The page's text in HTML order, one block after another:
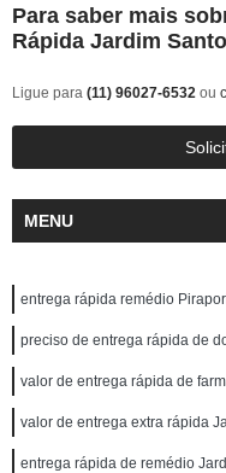
Para saber mais
Rápida Jardim
Ligue para (11) 96027-6532 ou
MENU
entrega rápida remédio
preciso de entrega rápida de
valor de entrega rápida de
valor de entrega extra rápida
entrega rápida de remédio